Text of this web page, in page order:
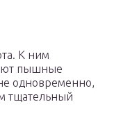
К ним
пышные
одновременно,
тщательный